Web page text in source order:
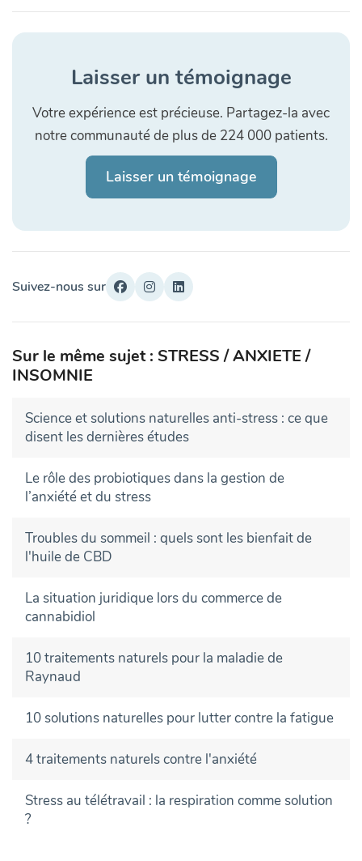
Laisser un témoignage
Votre expérience est précieuse. Partagez-la avec
notre communauté de plus de 224 000 patients.
Laisser un témoignage
Suivez-nous sur
Sur le même sujet : STRESS / ANXIETE /
INSOMNIE
Science et solutions naturelles anti-stress : ce que
disent les dernières études
Le rôle des probiotiques dans la gestion de
l’anxiété et du stress
Troubles du sommeil : quels sont les bienfait de
l'huile de CBD
La situation juridique lors du commerce de
cannabidiol
10 traitements naturels pour la maladie de
Raynaud
10 solutions naturelles pour lutter contre la fatigue
4 traitements naturels contre l'anxiété
Stress au télétravail : la respiration comme solution
?